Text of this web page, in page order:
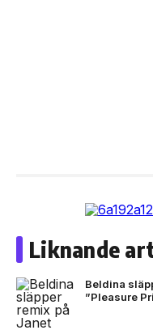
Liknande
Beldina
”Pleasure